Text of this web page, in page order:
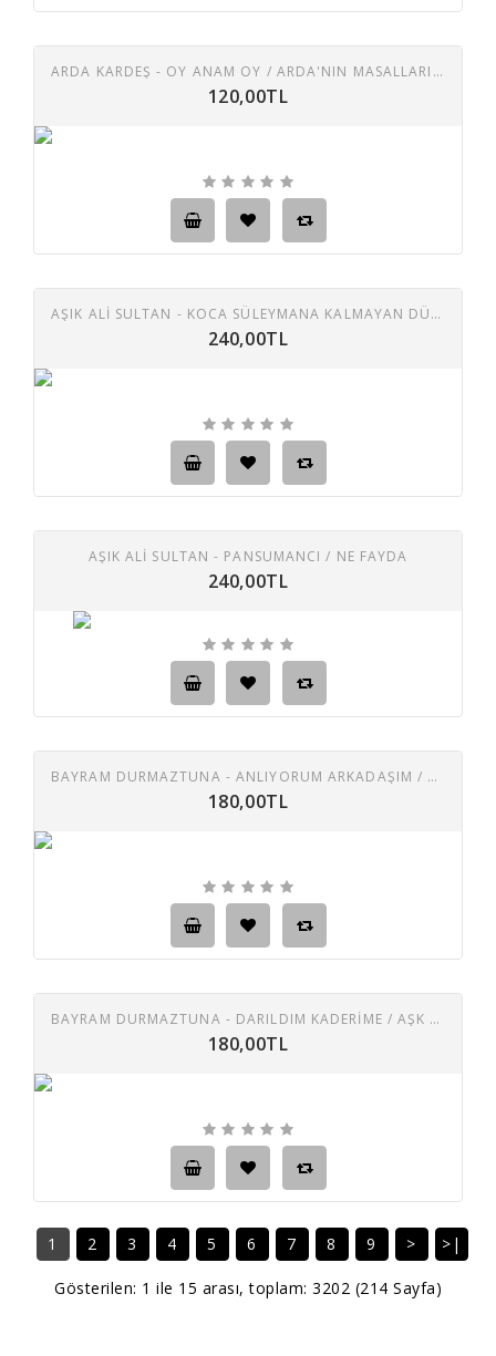
ARDA KARDEŞ - OY ANAM OY / ARDA'NIN MASALLARI 45 LIK PLAK
120,00TL
AŞIK ALİ SULTAN - KOCA SÜLEYMANA KALMAYAN DÜNYA / BÜLBÜLE SORMUŞLAR 45 LIK PLAK
240,00TL
AŞIK ALİ SULTAN - PANSUMANCI / NE FAYDA
240,00TL
BAYRAM DURMAZTUNA - ANLIYORUM ARKADAŞIM / KADERIMLE BAŞBAŞA 45 LIK PLAK
180,00TL
BAYRAM DURMAZTUNA - DARILDIM KADERIME / AŞK KUMARI 45 LIK PLAK
180,00TL
1 2 3 4 5 6 7 8 9 > >|
Gösterilen: 1 ile 15 arası, toplam: 3202 (214 Sayfa)